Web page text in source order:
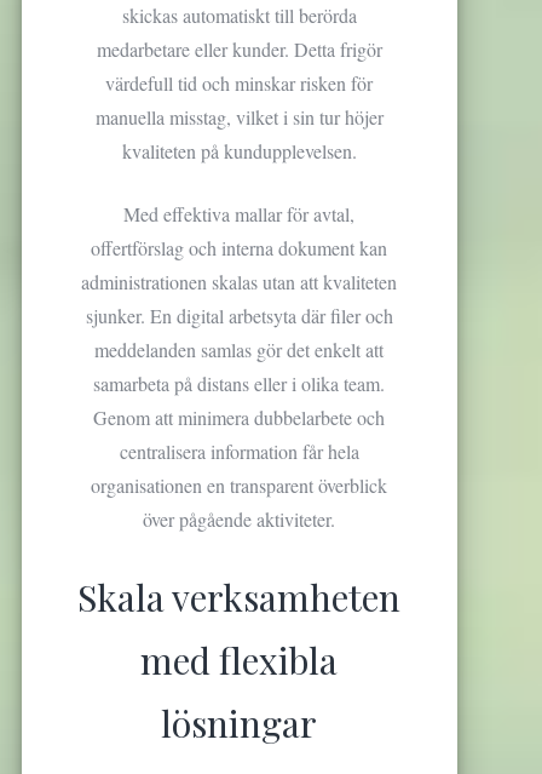
skickas automatiskt till berörda
medarbetare eller kunder. Detta frigör
värdefull tid och minskar risken för
manuella misstag, vilket i sin tur höjer
kvaliteten på kundupplevelsen.
Med effektiva mallar för avtal,
offertförslag och interna dokument kan
administrationen skalas utan att kvaliteten
sjunker. En digital arbetsyta där filer och
meddelanden samlas gör det enkelt att
samarbeta på distans eller i olika team.
Genom att minimera dubbelarbete och
centralisera information får hela
organisationen en transparent överblick
över pågående aktiviteter.
Skala verksamheten
med flexibla
lösningar